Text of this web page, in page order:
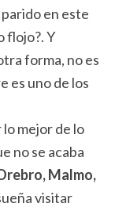
parido en este
flojo?. Y
forma, no es
es uno de los
lo mejor de lo
no se acaba
Malmo,
visitar